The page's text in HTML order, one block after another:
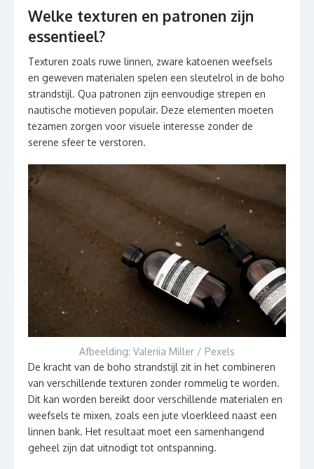
Welke texturen en patronen zijn
essentieel?
Texturen zoals ruwe linnen, zware katoenen weefsels
en geweven materialen spelen een sleutelrol in de boho
strandstijl. Qua patronen zijn eenvoudige strepen en
nautische motieven populair. Deze elementen moeten
tezamen zorgen voor visuele interesse zonder de
serene sfeer te verstoren.
Afbeelding: Valeriia Miller / Pexels
De kracht van de boho strandstijl zit in het combineren
van verschillende texturen zonder rommelig te worden.
Dit kan worden bereikt door verschillende materialen en
weefsels te mixen, zoals een jute vloerkleed naast een
linnen bank. Het resultaat moet een samenhangend
geheel zijn dat uitnodigt tot ontspanning.